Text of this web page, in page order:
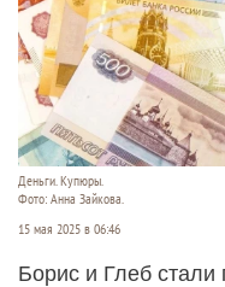
Деньги. Купюры.
Фото: Анна Зайкова.
15 мая 2025 в 06:46
Борис и Глеб